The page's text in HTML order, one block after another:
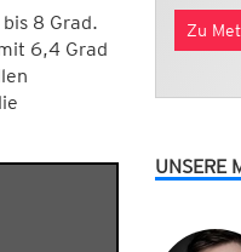
8 Grad.
6,4 Grad
Zu
UNSERE